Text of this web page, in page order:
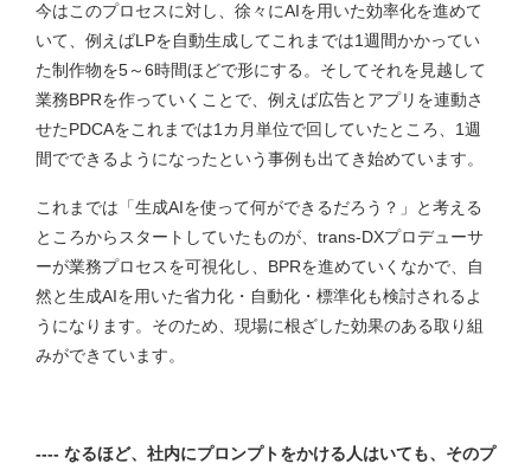
今はこのプロセスに対し、徐々にAIを用いた効率化を進めて
いて、例えばLPを自動生成してこれまでは1週間かかってい
た制作物を5～6時間ほどで形にする。そしてそれを見越して
業務BPRを作っていくことで、例えば広告とアプリを連動さ
せたPDCAをこれまでは1カ月単位で回していたところ、1週
間でできるようになったという事例も出てき始めています。
これまでは「生成AIを使って何ができるだろう？」と考える
ところからスタートしていたものが、trans-DXプロデューサ
ーが業務プロセスを可視化し、BPRを進めていくなかで、自
然と生成AIを用いた省力化・自動化・標準化も検討されるよ
うになります。そのため、現場に根ざした効果のある取り組
みができています。
---- なるほど、社内にプロンプトをかける人はいても、そのプ